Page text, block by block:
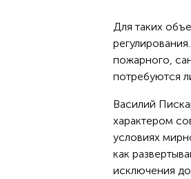
Для таких
пожарного,
потребуются
Василий
характером
условиях
как
исключения